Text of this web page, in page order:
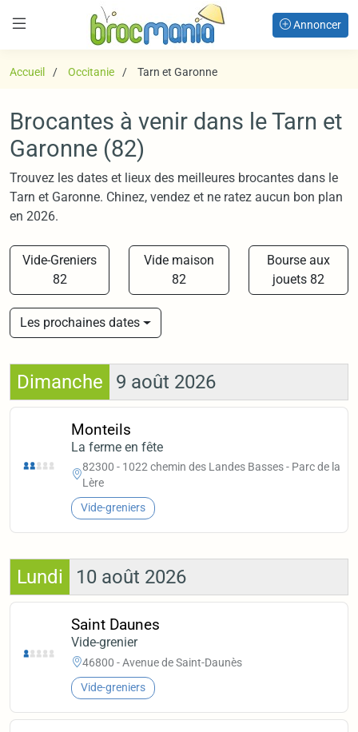
Annoncer
Accueil Occitanie Tarn et Garonne
Brocantes à venir dans le Tarn et
Garonne (82)
Trouvez les dates et lieux des meilleures brocantes dans le
Tarn et Garonne. Chinez, vendez et ne ratez aucun bon plan
en 2026.
Vide-Greniers
82
Vide maison
82
Bourse aux
jouets 82
Les prochaines dates
Dimanche 9 août 2026
Monteils
La ferme en fête
82300 - 1022 chemin des Landes Basses - Parc de la
Lère
Vide-greniers
Lundi 10 août 2026
Saint Daunes
Vide-grenier
46800 - Avenue de Saint-Daunès
Vide-greniers